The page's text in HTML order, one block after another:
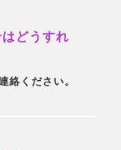
どうすれ
絡ください。